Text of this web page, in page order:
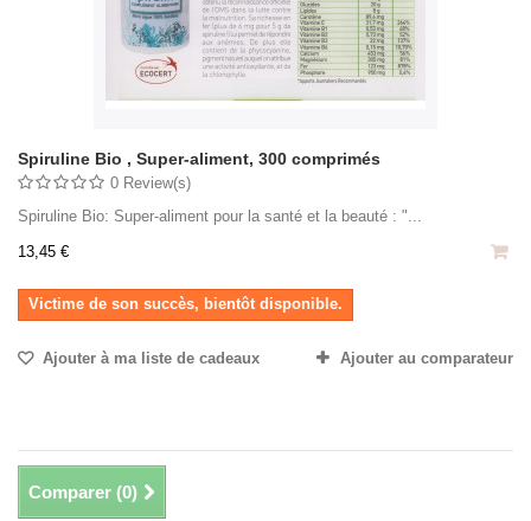
Spiruline Bio , Super-aliment, 300 comprimés
0 Review(s)
Spiruline Bio: Super-aliment pour la santé et la beauté : "...
13,45 €
Victime de son succès, bientôt disponible.
Ajouter à ma liste de cadeaux Ajouter au comparateur
Comparer (0)